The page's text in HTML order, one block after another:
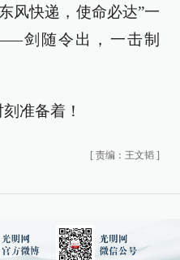
风快递，使命必达”一
剑随令出，一击制
准备着！
[ 责编：王文韬 ]